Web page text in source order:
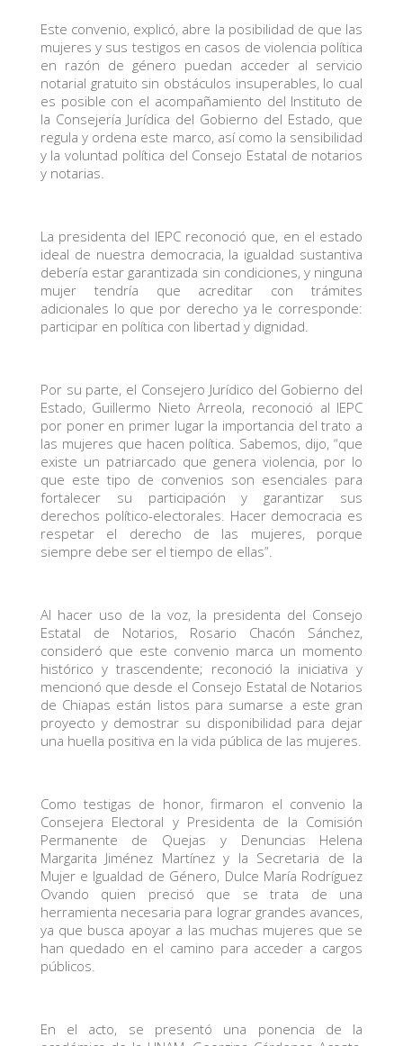
Este convenio, explicó, abre la posibilidad de que las
mujeres y sus testigos en casos de violencia política
en razón de género puedan acceder al servicio
notarial gratuito sin obstáculos insuperables, lo cual
es posible con el acompañamiento del Instituto de
la Consejería Jurídica del Gobierno del Estado, que
regula y ordena este marco, así como la sensibilidad
y la voluntad política del Consejo Estatal de notarios
y notarias.
La presidenta del IEPC reconoció que, en el estado
ideal de nuestra democracia, la igualdad sustantiva
debería estar garantizada sin condiciones, y ninguna
mujer tendría que acreditar con trámites
adicionales lo que por derecho ya le corresponde:
participar en política con libertad y dignidad.
Por su parte, el Consejero Jurídico del Gobierno del
Estado, Guillermo Nieto Arreola, reconoció al IEPC
por poner en primer lugar la importancia del trato a
las mujeres que hacen política. Sabemos, dijo, “que
existe un patriarcado que genera violencia, por lo
que este tipo de convenios son esenciales para
fortalecer su participación y garantizar sus
derechos político-electorales. Hacer democracia es
respetar el derecho de las mujeres, porque
siempre debe ser el tiempo de ellas”.
Al hacer uso de la voz, la presidenta del Consejo
Estatal de Notarios, Rosario Chacón Sánchez,
consideró que este convenio marca un momento
histórico y trascendente; reconoció la iniciativa y
mencionó que desde el Consejo Estatal de Notarios
de Chiapas están listos para sumarse a este gran
proyecto y demostrar su disponibilidad para dejar
una huella positiva en la vida pública de las mujeres.
Como testigas de honor, firmaron el convenio la
Consejera Electoral y Presidenta de la Comisión
Permanente de Quejas y Denuncias Helena
Margarita Jiménez Martínez y la Secretaria de la
Mujer e Igualdad de Género, Dulce María Rodríguez
Ovando quien precisó que se trata de una
herramienta necesaria para lograr grandes avances,
ya que busca apoyar a las muchas mujeres que se
han quedado en el camino para acceder a cargos
públicos.
En el acto, se presentó una ponencia de la